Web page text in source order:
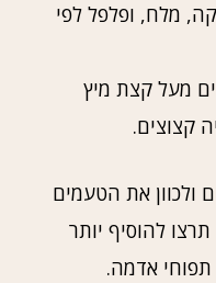
מלח, ופלפל לפי
מעל קצת מיץ
קצוצים.
ולכוון את הטעמים
להוסיף יותר
תפוחי אדמה.